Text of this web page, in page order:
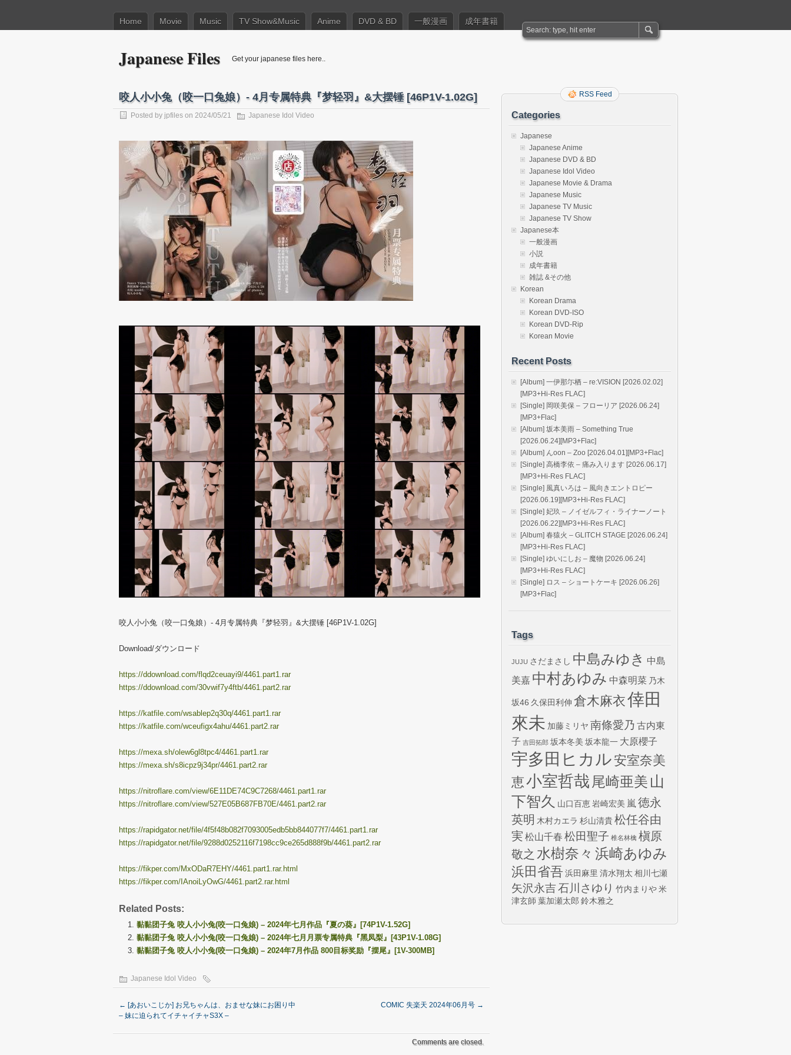
Home Movie Music TV Show&Music Anime DVD & BD 一般漫画 成年書籍
Japanese Files Get your japanese files here..
咬人小小兔（咬一口兔娘）- 4月专属特典『梦轻羽』&大摆锤 [46P1V-1.02G]
Posted by jpfiles on 2024/05/21 Japanese Idol Video
咬人小小兔（咬一口兔娘）- 4月专属特典『梦轻羽』&大摆锤 [46P1V-1.02G]
Download/ダウンロード
https://ddownload.com/flqd2ceuayi9/4461.part1.rar
https://ddownload.com/30vwif7y4ftb/4461.part2.rar
https://katfile.com/wsablep2q30q/4461.part1.rar
https://katfile.com/wceufigx4ahu/4461.part2.rar
https://mexa.sh/olew6gl8tpc4/4461.part1.rar
https://mexa.sh/s8icpz9j34pr/4461.part2.rar
https://nitroflare.com/view/6E11DE74C9C7268/4461.part1.rar
https://nitroflare.com/view/527E05B687FB70E/4461.part2.rar
https://rapidgator.net/file/4f5f48b082f7093005edb5bb844077f7/4461.part1.rar
https://rapidgator.net/file/9288d0252116f7198cc9ce265d888f9b/4461.part2.rar
https://fikper.com/MxODaR7EHY/4461.part1.rar.html
https://fikper.com/IAnoiLyOwG/4461.part2.rar.html
Related Posts:
黏黏团子兔 咬人小小兔(咬一口兔娘) – 2024年七月作品『夏の葵』[74P1V-1.52G]
黏黏团子兔 咬人小小兔(咬一口兔娘) – 2024年七月月票专属特典『黑凤梨』[43P1V-1.08G]
黏黏团子兔 咬人小小兔(咬一口兔娘) – 2024年7月作品 800目标奖励『摆尾』[1V-300MB]
Japanese Idol Video
← [あおいこじか] お兄ちゃんは、おませな妹にお困り中
– 妹に迫られてイチャイチャS3X –
COMIC 失楽天 2024年06月号 →
Comments are closed.
RSS Feed
Categories
Japanese
Japanese Anime
Japanese DVD & BD
Japanese Idol Video
Japanese Movie & Drama
Japanese Music
Japanese TV Music
Japanese TV Show
Japanese本
一般漫画
小説
成年書籍
雑誌 &その他
Korean
Korean Drama
Korean DVD-ISO
Korean DVD-Rip
Korean Movie
Recent Posts
[Album] 一伊那尓栖 – re:VISION [2026.02.02]
[MP3+Hi-Res FLAC]
[Single] 岡咲美保 – フローリア [2026.06.24]
[MP3+Flac]
[Album] 坂本美雨 – Something True
[2026.06.24][MP3+Flac]
[Album] んoon – Zoo [2026.04.01][MP3+Flac]
[Single] 高橋李依 – 痛み入ります [2026.06.17]
[MP3+Hi-Res FLAC]
[Single] 風真いろは – 風向きエントロピー
[2026.06.19][MP3+Hi-Res FLAC]
[Single] 妃玖 – ノイゼルフィ・ライナーノート
[2026.06.22][MP3+Hi-Res FLAC]
[Album] 春猿火 – GLITCH STAGE [2026.06.24]
[MP3+Hi-Res FLAC]
[Single] ゆいにしお – 魔物 [2026.06.24]
[MP3+Hi-Res FLAC]
[Single] ロス – ショートケーキ [2026.06.26]
[MP3+Flac]
Tags
JUJU さだまさし 中島みゆき 中島
美嘉 中村あゆみ 中森明菜 乃木
坂46 久保田利伸 倉木麻衣倖田
來未 加藤ミリヤ 南條愛乃 古内東
子 吉田拓郎 坂本冬美 坂本龍一 大原櫻子
宇多田ヒカル安室奈美
恵小室哲哉 尾崎亜美 山
下智久 山口百恵岩崎宏美 嵐 徳永
英明 木村カエラ 杉山清貴松任谷由
実 松山千春 松田聖子 椎名林檎 槇原
敬之 水樹奈々 浜崎あゆみ
浜田省吾 浜田麻里 清水翔太 相川七瀬
矢沢永吉石川さゆり 竹内まりや米
津玄師 葉加瀬太郎 鈴木雅之